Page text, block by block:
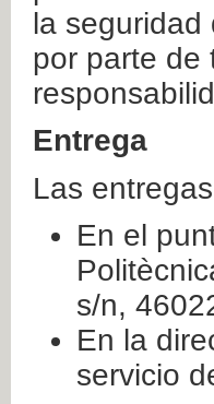
la seguridad
por parte de
Entrega
Las
En el
s/n,
En la
servicio